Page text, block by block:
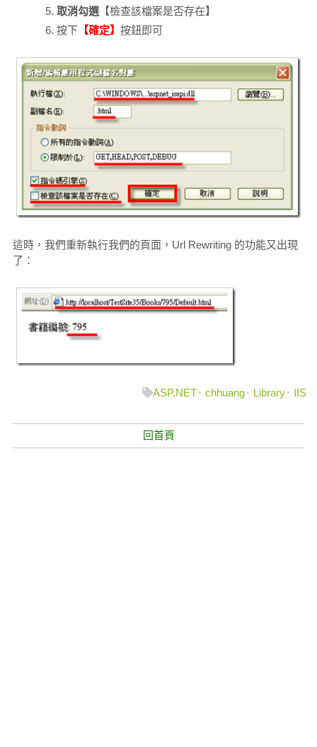
取消勾選【檢查該檔案是否存在】
按下【確定】 按鈕即可
這時，我們重新執行我們的頁面，Url Rewriting 的功能又出現
了：
ASP.NET chhuang Library IIS
回首頁